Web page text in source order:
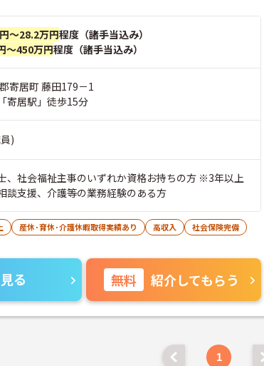
～28.2万円程度（諸手当込み）
～450万円程度（諸手当込み）
寄居町 藤田179－1
寄居駅」徒歩15分
)
、社会福祉主事のいずれか資格お持ちの方 ※3年以上
談支援、介護等の業務経験のある方
産休･育休･介護休暇取得実績あり 高収入
社会保険完備
る 無料 紹介してもらう
1